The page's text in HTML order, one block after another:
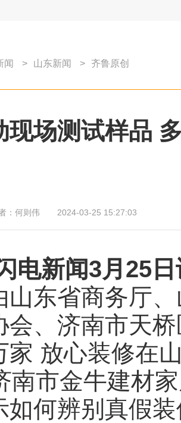
闻 > 山东新闻 > 齐鲁原创
现场测试样品
： 何则伟 2024-03-25 15:27:03
电新闻3月25
山东省商务厅
会、济南市天
家 放心装修在
南市金牛建材
如何辨别真假